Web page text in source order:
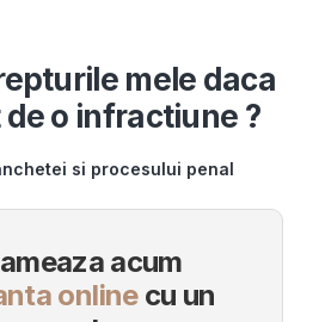
mele daca
o infractiune ?
si procesului penal
acum
onlinecu un